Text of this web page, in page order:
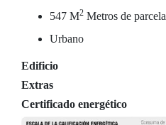
547 M2 Metros de parcela
Urbano
Edificio
Extras
Certificado energético